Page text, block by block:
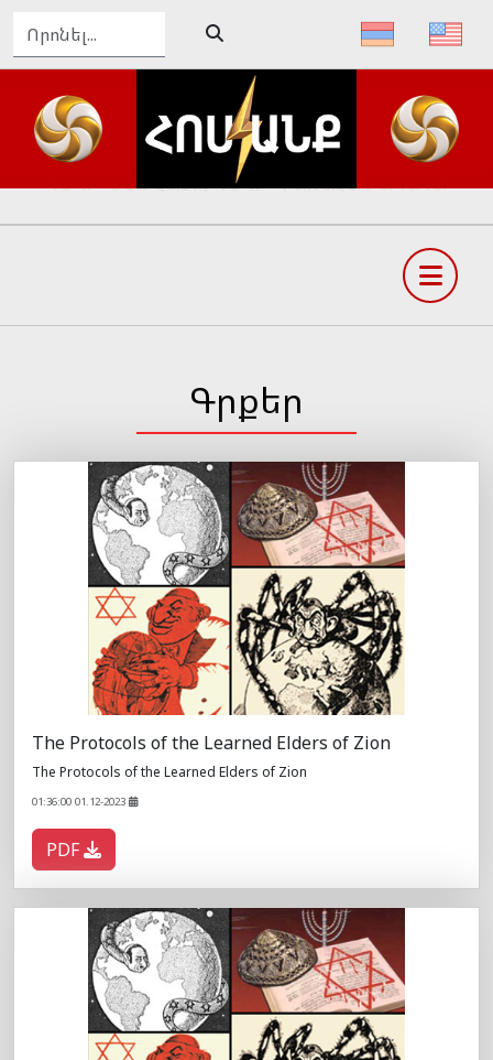
Գրքեր
The Protocols of the Learned Elders of Zion
The Protocols of the Learned Elders of Zion
01:36:00 01.12-2023
PDF